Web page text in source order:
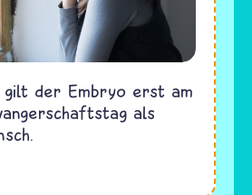
gilt der Embryo erst am
als